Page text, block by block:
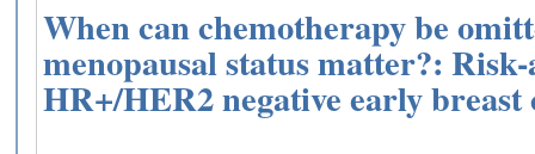
When can chemotherapy be
menopausal status matter?:
HR+/HER2 negative early breast